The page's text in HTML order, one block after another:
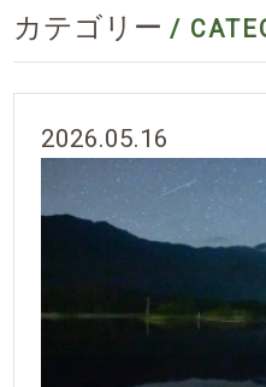
カテゴリー /
2026.05.16